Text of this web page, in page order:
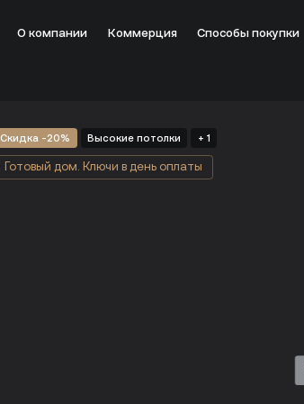
О компании Коммерция Способы покупки
Скидка -20% Высокие потолки + 1
Готовый дом. Ключи в день оплаты